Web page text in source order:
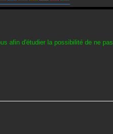
afin d'étudier la possibilité de ne pas